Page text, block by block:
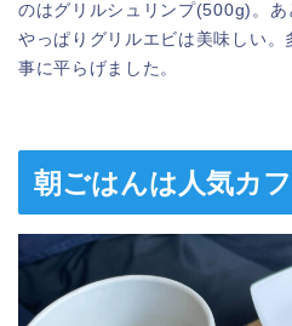
のはグリルシュリンプ(500g)。あ
やっぱりグリルエビは美味しい。
事に平らげました。
朝ごはんは人気カ